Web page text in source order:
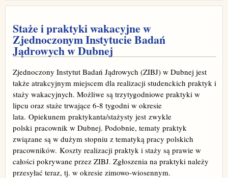
Staże i praktyki wakacyjne w
Zjednoczonym Instytucie Badań
Jądrowych w Dubnej
Zjednoczony Instytut Badań Jądrowych (ZIBJ) w Dubnej jest
także atrakcyjnym miejscem dla realizacji studenckich praktyk i
staży wakacyjnych. Możliwe są trzytygodniowe praktyki w
lipcu oraz staże trwające 6-8 tygodni w okresie
lata. Opiekunem praktykanta/stażysty jest zwykle
polski pracownik w Dubnej. Podobnie, tematy praktyk
związane są w dużym stopniu z tematyką pracy polskich
pracowników. Koszty realizacji praktyk i staży są prawie w
całości pokrywane przez ZIBJ. Zgłoszenia na praktyki należy
przesyłać teraz, tj. w okresie zimowo-wiosennym.